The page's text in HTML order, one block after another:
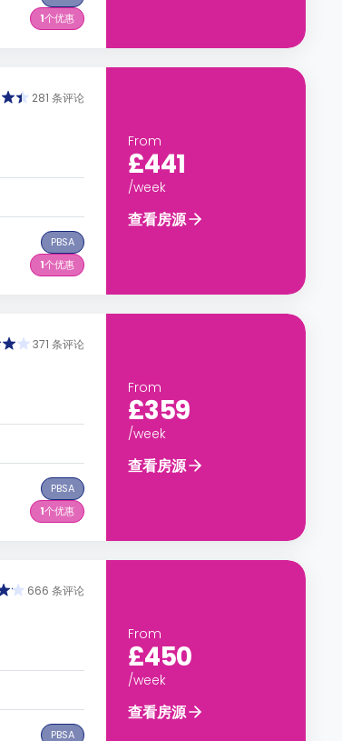
1个优惠
281 条评论
PBSA
1个优惠
From
£441
/week
查看房源
371 条评论
PBSA
1个优惠
From
£359
/week
查看房源
666 条评论
PBSA
From
£450
/week
查看房源